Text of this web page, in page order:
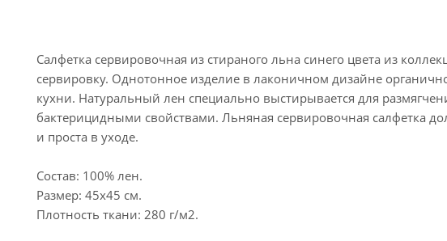
Салфетка сервировочная из стираного льна синего цвета из
сервировку. Однотонное изделие в лаконичном дизайне
кухни. Натуральный лен специально выстирывается для
бактерицидными свойствами. Льняная сервировочная салфетка
и проста в уходе.
Состав: 100% лен.
Размер: 45х45 см.
Плотность ткани: 280 г/м2.